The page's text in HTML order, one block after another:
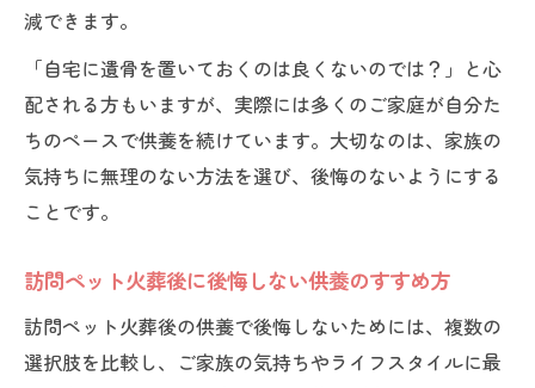
減できます。
「自宅に遺骨を置いておくのは良くないのでは？」と心
配される方もいますが、実際には多くのご家庭が自分た
ちのペースで供養を続けています。大切なのは、家族の
気持ちに無理のない方法を選び、後悔のないようにする
ことです。
訪問ペット火葬後に後悔しない供養のすすめ方
訪問ペット火葬後の供養で後悔しないためには、複数の
選択肢を比較し、ご家族の気持ちやライフスタイルに最